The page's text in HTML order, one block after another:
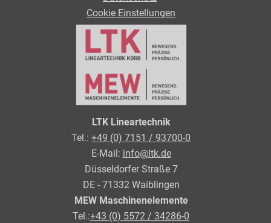
Cookie Einstellungen
LTK Lineartechnik
Tel.: +49 (0) 7151 / 93700-0
E-Mail: info@ltk.de
Düsseldorfer Straße 7
DE - 71332 Waiblingen
MEW Maschinenelemente
Tel.:+43 (0) 5572 / 34286-0